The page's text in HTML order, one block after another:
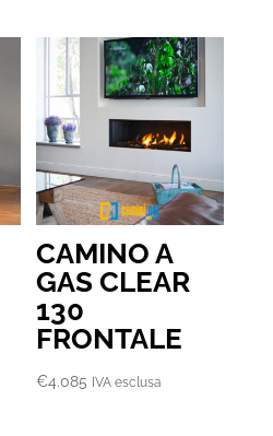
CAMINO A
GAS CLEAR
130
FRONTALE
€4.085 IVA esclusa